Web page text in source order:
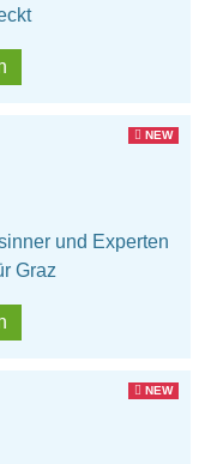
NEW
und Experten
Graz
NEW